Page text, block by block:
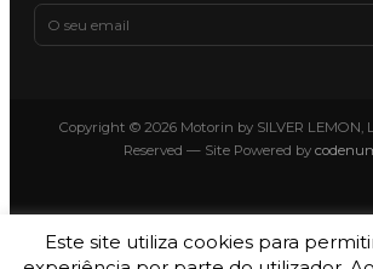
Copyright © 2026 Motorin by SILVER
Reserved — Site Powered by
Este site utiliza cookies para